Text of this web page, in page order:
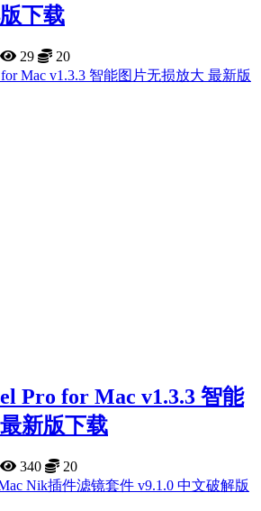
下载
29 20
Pro for Mac v1.3.3 智能
新版下载
340 20